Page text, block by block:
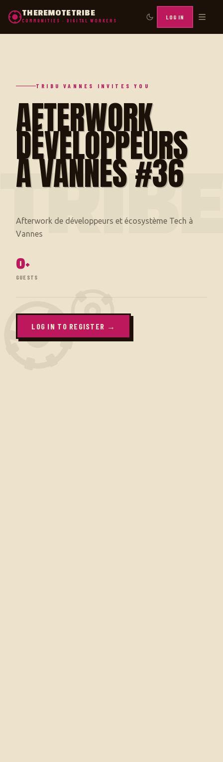
THEREMOTETRIBE
COMMUNITIES · DIGITAL WORKERS LOG IN
TRIBE
TRIBU VANNES INVITES YOU
AFTERWORK
DÉVELOPPEURS
À VANNES #36
Afterwork de développeurs et écosystème Tech à
0+
GUESTS
LOG IN TO REGISTER →